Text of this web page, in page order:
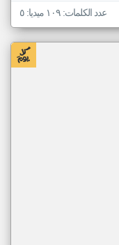
عدد الكلمات: ١٠٩ ميديا: ٥